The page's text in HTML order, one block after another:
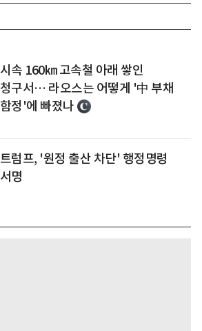
시속 160㎞ 고속철 아래 쌓인
청구서… 라오스는 어떻게 '中 부채
함정'에 빠졌나
트럼프, '원정 출산 차단' 행정명령
서명